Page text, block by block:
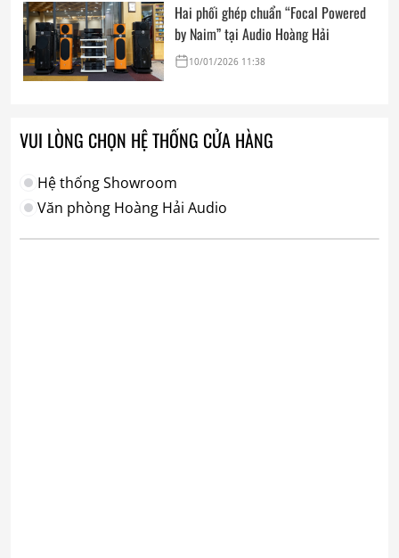
Hai phối ghép chuẩn “Focal Powered
by Naim” tại Audio Hoàng Hải
10/01/2026 11:38
VUI LÒNG CHỌN HỆ THỐNG CỬA HÀNG
Hệ thống Showroom
Văn phòng Hoàng Hải Audio